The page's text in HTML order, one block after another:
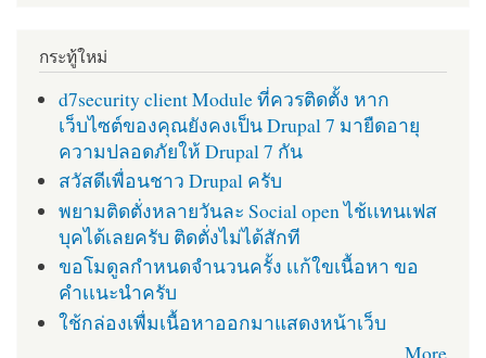
กระทู้ใหม่
d7security client Module ที่ควรติดตั้ง หาก
เว็บไซต์ของคุณยังคงเป็น Drupal 7 มายืดอายุ
ความปลอดภัยให้ Drupal 7 กัน
สวัสดีเพื่อนชาว Drupal ครับ
พยามติดตั่งหลายวันละ Social open ไช้เเทนเฟส
บุคได้เลยครับ ติดตั่งไม่ได้สักที
ขอโมดูลกำหนดจำนวนครั้ง เเก้ใขเนื้อหา ขอ
คำเเนะนำครับ
ใช้กล่องเพื่มเนื้อหาออกมาแสดงหน้าเว็บ
More